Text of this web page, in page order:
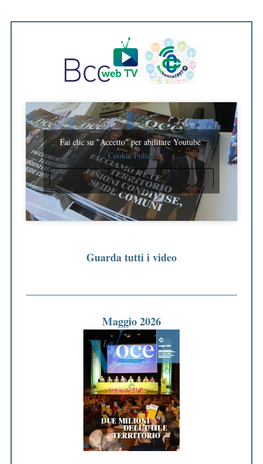
Fai clic su "Accetto" per abilitare Youtube
Cookie Policy
ACCETTO
Guarda tutti i video
Maggio 2026